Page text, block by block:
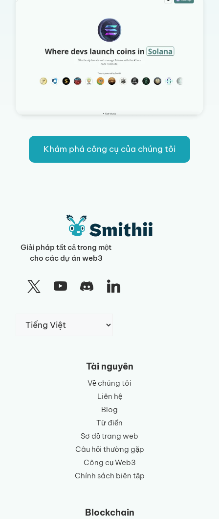
Khám phá công cụ của chúng tôi
Giải pháp tất cả trong một
cho các dự án web3
Chọn
một
Tài nguyên
Về chúng tôi
Liên hệ
Blog
Từ điển
Sơ đồ trang web
Câu hỏi thường gặp
Công cụ Web3
Chính sách biên tập
Blockchain